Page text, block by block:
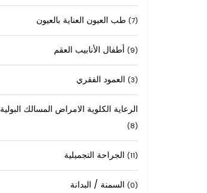
(7)
(9)
(3)
الرعاية الكلوية الامراض المسالك البولية
(8)
(11)
(0)